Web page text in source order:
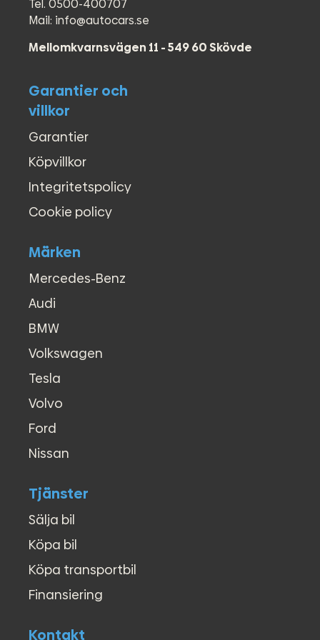
●Dieselvärmare
●Elfönsterhissar (fram)
●En ägare
●Extraljus
●Färddator
●Kollisionsvarning
●Leasing / Leasa bil
LED Varselljus
●Motorvärmare
●Multifunktionsratt
P.Värmare tidur
●Regnsensor
●Servostyrning
●Start-/stoppfunktion
●Stereo
●Förarstol - dynförlängning
●Svensksåld
●Sätesvärme - Förarstol
● Touch/Pekskärm
●Yttertemperaturmätare
●L2H2 / L2 H2
● Inredd / Inredning
● Firmabil
Tel. 0500-400707
Mail: info@autocars.se
Mellomkvarnsvägen 11 - 549 60 Skövde
Garantier och
villkor
Garantier
Köpvillkor
Integritetspolicy
Cookie policy
Märken
Mercedes-Benz
Audi
BMW
Volkswagen
Tesla
Volvo
Ford
Nissan
Tjänster
Sälja bil
Köpa bil
Köpa transportbil
Finansiering
Kontakt